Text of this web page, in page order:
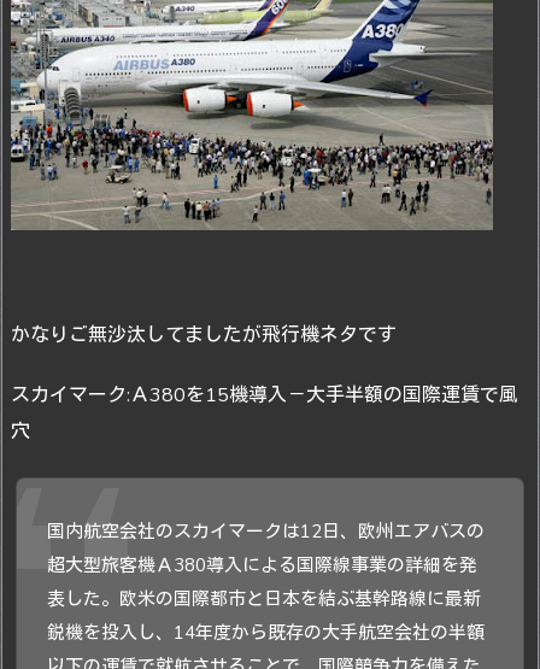
かなりご無沙汰してましたが飛行機ネタです
スカイマーク:Ａ380を15機導入－大手半額の国際運賃で風
穴
国内航空会社のスカイマークは12日、欧州エアバスの
超大型旅客機Ａ380導入による国際線事業の詳細を発
表した。欧米の国際都市と日本を結ぶ基幹路線に最新
鋭機を投入し、14年度から既存の大手航空会社の半額